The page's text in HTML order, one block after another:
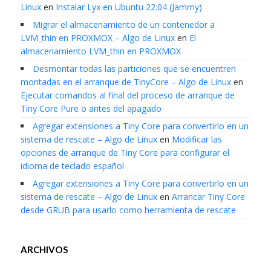
Linuxen Instalar Lyx en Ubuntu 22.04 (Jammy)
Migrar el almacenamiento de un contenedor a
LVM_thin en PROXMOX – Algo de Linuxen El
almacenamiento LVM_thin en PROXMOX
Desmontar todas las particiones que se encuentren
montadas en el arranque de TinyCore – Algo de Linuxen
Ejecutar comandos al final del proceso de arranque de
Tiny Core Pure o antes del apagado
Agregar extensiones a Tiny Core para convertirlo en un
sistema de rescate – Algo de Linuxen Modificar las
opciones de arranque de Tiny Core para configurar el
idioma de teclado español
Agregar extensiones a Tiny Core para convertirlo en un
sistema de rescate – Algo de Linuxen Arrancar Tiny Core
desde GRUB para usarlo como herramienta de rescate
ARCHIVOS